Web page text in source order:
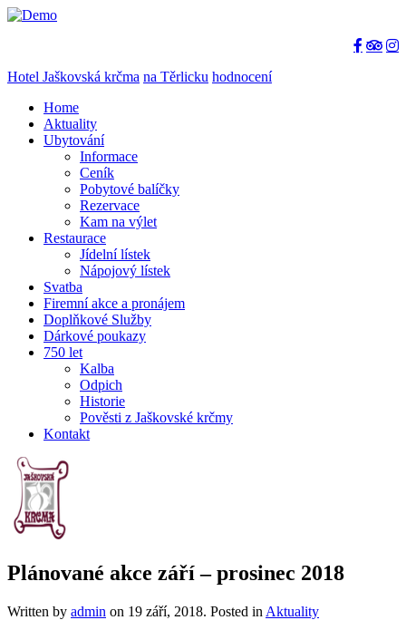
Hotel Jaškovská krčma na Těrlicku hodnocení
Home
Aktuality
Ubytování
Informace
Ceník
Pobytové balíčky
Rezervace
Kam na výlet
Restaurace
Jídelní lístek
Nápojový lístek
Svatba
Firemní akce a pronájem
Doplňkové Služby
Dárkové poukazy
750 let
Kalba
Odpich
Historie
Pověsti z Jaškovské krčmy
Kontakt
Plánované akce září – prosinec 2018
Written by admin on 19 září, 2018. Posted in Aktuality